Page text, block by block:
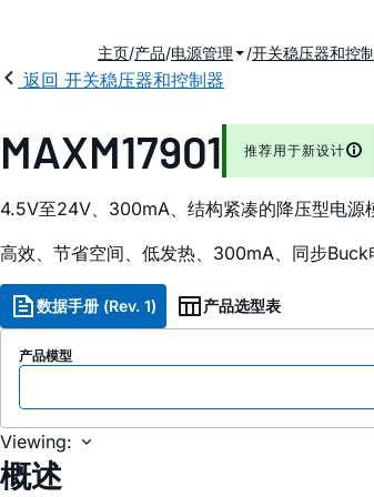
主页 产品 电源管理 开关稳压器和控
返回 开关稳压器和控制器
MAXM17901 推荐用于新设计
4.5V至24V、300mA、结构紧凑的降压型电源
高效、节省空间、低发热、300mA、同步Buck
数据手册 (Rev. 1) 产品选型表
产品模型
Viewing:
概述